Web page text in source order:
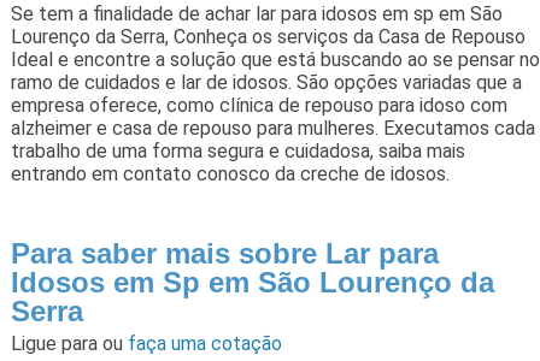
Se tem a finalidade de achar lar para idosos em sp em São
Lourenço da Serra, Conheça os serviços da Casa de Repouso
Ideal e encontre a solução que está buscando ao se pensar no
ramo de cuidados e lar de idosos. São opções variadas que a
empresa oferece, como clínica de repouso para idoso com
alzheimer e casa de repouso para mulheres. Executamos cada
trabalho de uma forma segura e cuidadosa, saiba mais
entrando em contato conosco da creche de idosos.
Para saber mais sobre Lar para
Idosos em Sp em São Lourenço da
Serra
Ligue para ou faça uma cotação